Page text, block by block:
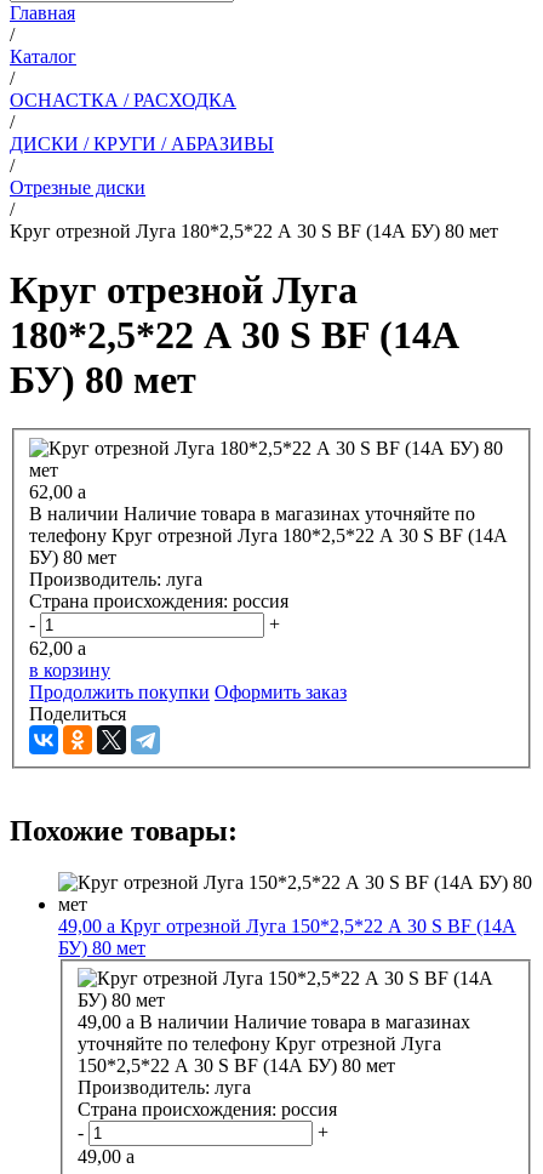
Главная
/
Каталог
/
ОСНАСТКА / РАСХОДКА
/
ДИСКИ / КРУГИ / АБРАЗИВЫ
/
Отрезные диски
/
Круг отрезной Луга 180*2,5*22 А 30 S BF (14А БУ) 80 мет
Круг отрезной Луга
180*2,5*22 А 30 S BF (14А
БУ) 80 мет
62,00 a
В наличии Наличие товара в магазинах уточняйте по
телефону Круг отрезной Луга 180*2,5*22 А 30 S BF (14А
БУ) 80 мет
Производитель: луга
Страна происхождения: россия
-
+
62,00 a
в корзину
Продолжить покупки Оформить заказ
Поделиться
Похожие товары:
49,00 a Круг отрезной Луга 150*2,5*22 А 30 S BF (14А
БУ) 80 мет
49,00 a В наличии Наличие товара в магазинах
уточняйте по телефону Круг отрезной Луга
150*2,5*22 А 30 S BF (14А БУ) 80 мет
Производитель: луга
Страна происхождения: россия
-
+
49,00 a